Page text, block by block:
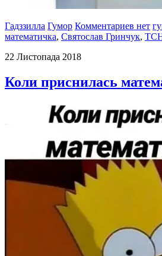
Гадззилла Гумор Комментариев нет
математичка, Святослав Гринчук,
22 Листопада 2018
Коли приснилась